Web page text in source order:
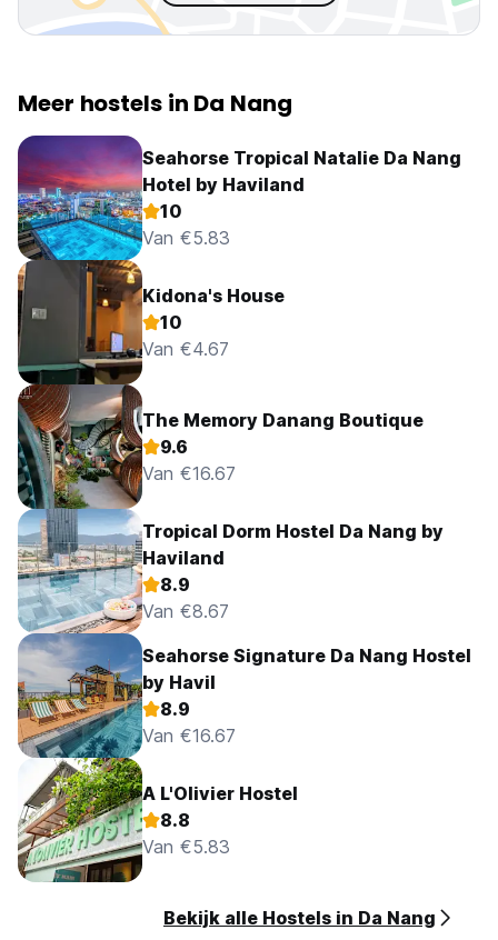
Meer hostels in Da Nang
Seahorse Tropical Natalie Da Nang
Hotel by Haviland
10
Van €5.83
Kidona's House
10
Van €4.67
The Memory Danang Boutique
9.6
Van €16.67
Tropical Dorm Hostel Da Nang by
Haviland
8.9
Van €8.67
Seahorse Signature Da Nang Hostel
by Havil
8.9
Van €16.67
A L'Olivier Hostel
8.8
Van €5.83
Bekijk alle Hostels in Da Nang